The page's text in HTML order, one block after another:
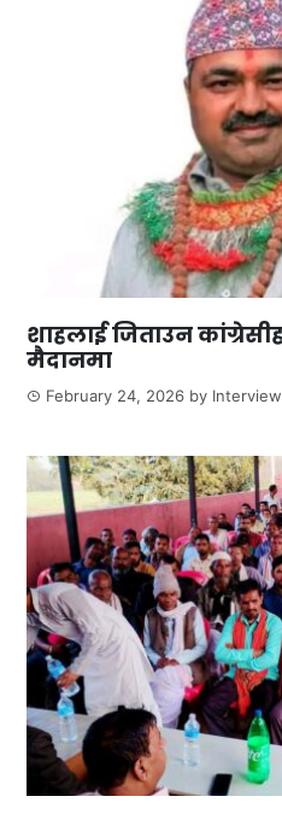
शाहलाई जिताउन
मैदानमा
February 24, 2026 by